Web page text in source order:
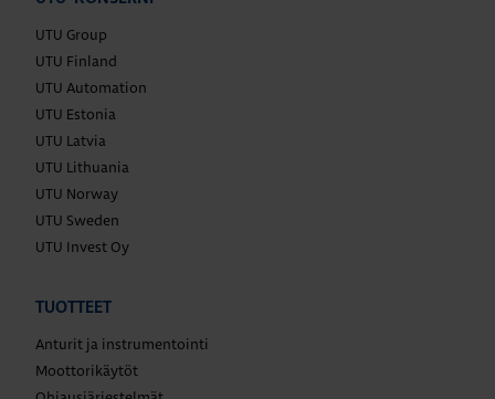
UTU Group
UTU Finland
UTU Automation
UTU Estonia
UTU Latvia
UTU Lithuania
UTU Norway
UTU Sweden
UTU Invest Oy
TUOTTEET
Anturit ja instrumentointi
Moottorikäytöt